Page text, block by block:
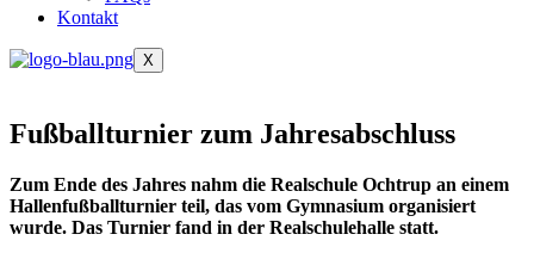
Kontakt
X
Fußballturnier zum Jahresabschluss
Zum Ende des Jahres nahm die Realschule Ochtrup an einem
Hallenfußballturnier teil, das vom Gymnasium organisiert
wurde. Das Turnier fand in der Realschulehalle statt.